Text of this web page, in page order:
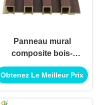
Panneau mural
composite bois-
plastique WPC pour
application murale
Obtenez Le Meilleur Prix